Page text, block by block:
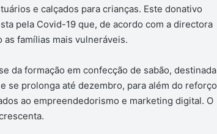
e calçados para crianças. Este donativo
pela Covid-19 que, de acordo com a directora
as famílias mais vulneráveis.
da formação em confecção de sabão, destinada
se prolonga até dezembro, para além do reforço
ao empreendedorismo e marketing digital. O